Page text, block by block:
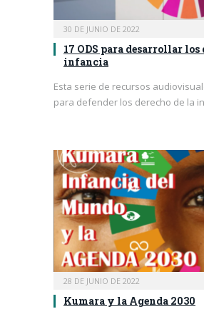
30 DE JUNIO DE 2022
17 ODS para desarrollar los
infancia
Esta serie de recursos
para defender los derecho de la
28 DE JUNIO DE 2022
Kumara y la Agenda 2030